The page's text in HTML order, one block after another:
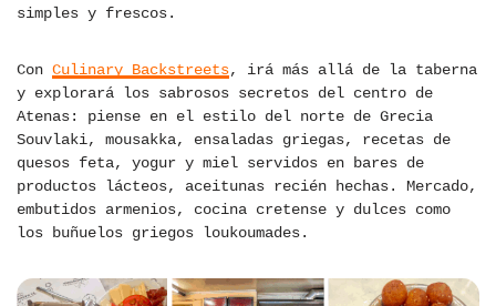
simples y frescos.
Con Culinary Backstreets, irá más allá de la taberna
y explorará los sabrosos secretos del centro de
Atenas: piense en el estilo del norte de Grecia
Souvlaki, mousakka, ensaladas griegas, recetas de
quesos feta, yogur y miel servidos en bares de
productos lácteos, aceitunas recién hechas. Mercado,
embutidos armenios, cocina cretense y dulces como
los buñuelos griegos loukoumades.